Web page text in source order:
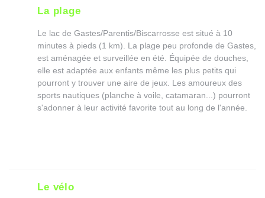
La plage
Le lac de Gastes/Parentis/Biscarrosse est situé à 10
minutes à pieds (1 km). La plage peu profonde de Gastes,
est aménagée et surveillée en été. Équipée de douches,
elle est adaptée aux enfants même les plus petits qui
pourront y trouver une aire de jeux. Les amoureux des
sports nautiques (planche à voile, catamaran...) pourront
s'adonner à leur activité favorite tout au long de l'année.
Le vélo